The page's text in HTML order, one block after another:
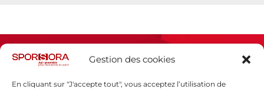
Gestion des cookies
En cliquant sur "J'accepte tout", vous acceptez l’utilisation de